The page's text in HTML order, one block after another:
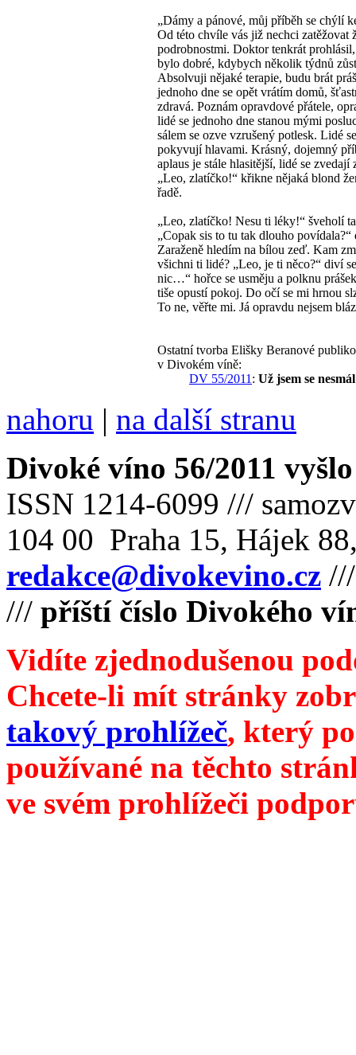
„Dámy a pánové, můj příběh se chýlí
Od této chvíle vás již nechci zatěžovat
podrobnostmi. Doktor tenkrát
bylo dobré, kdybych několik týdnů
Absolvuji nějaké terapie, budu brát
jednoho dne se opět vrátím domů,
zdravá. Poznám opravdové přátele,
lidé se jednoho dne stanou mými
sálem se ozve vzrušený potlesk. Lidé
pokyvují hlavami. Krásný, dojemný
aplaus je stále hlasitější, lidé se
„Leo, zlatíčko!“ křikne nějaká blond
řadě.
„Leo, zlatíčko! Nesu ti léky!“ šveholí
„Copak sis to tu tak dlouho povídala?“
Zaraženě hledím na bílou zeď. Kam
všichni ti lidé? „Leo, je ti něco?“ diví
nic…“ hořce se usměju a polknu
tiše opustí pokoj. Do očí se mi hrnou
To ne, věřte mi. Já opravdu nejsem
Ostatní tvorba Elišky Beranové
v Divokém víně:
DV 55/2011 : Už jsem se nesmál
nahoru | na další stranu
Divoké víno 56/2011
ISSN 1214-6099 ///
104 00 Praha 15, Hájek
redakce@divokevino.cz
/// příští číslo Divokého
Vidíte zjednodušenou
Chcete-li mít stránky
takový prohlížeč, který
používané na těchto
ve svém prohlížeči